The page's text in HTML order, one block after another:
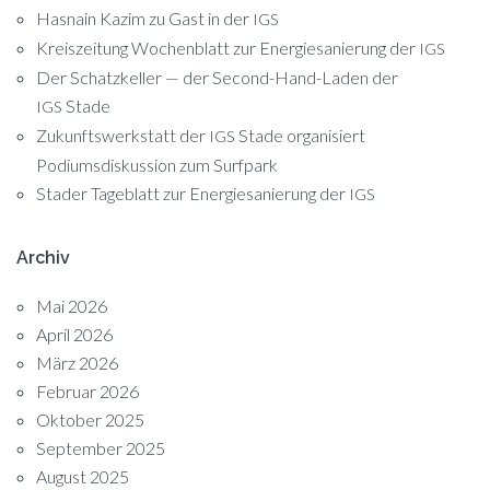
Hasnain Kazim zu Gast in der IGS
Kreiszeitung Wochenblatt zur Energiesanierung der IGS
Der Schatzkeller — der Second-Hand-Laden der
IGS Stade
Zukunftswerkstatt der IGS Stade organisiert
Podiumsdiskussion zum Surfpark
Stader Tageblatt zur Energiesanierung der IGS
Archiv
Mai 2026
April 2026
März 2026
Februar 2026
Oktober 2025
September 2025
August 2025